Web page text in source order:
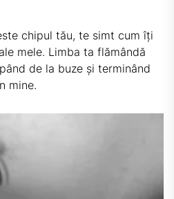
chipul tău, te simt cum îți
mele. Limba ta flămândă
de la buze și terminând
mine.